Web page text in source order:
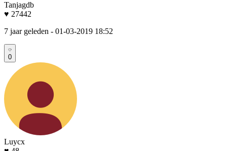
Tanjagdb
♥ 27442
7 jaar geleden - 01-03-2019 18:52
0
Luycx